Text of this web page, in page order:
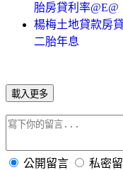
胎房貸利率@E@
楊梅土地貸款房
二胎年息
載入更多
公開留言 私密